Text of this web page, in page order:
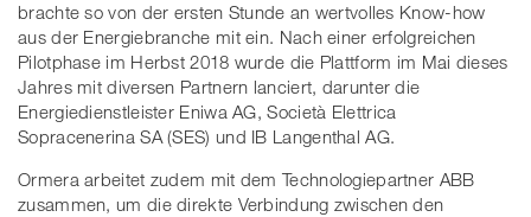
brachte so von der ersten Stunde an wertvolles Know-how
aus der Energiebranche mit ein. Nach einer erfolgreichen
Pilotphase im Herbst 2018 wurde die Plattform im Mai dieses
Jahres mit diversen Partnern lanciert, darunter die
Energiedienstleister Eniwa AG, Società Elettrica
Sopracenerina SA (SES) und IB Langenthal AG.
Ormera arbeitet zudem mit dem Technologiepartner ABB
zusammen, um die direkte Verbindung zwischen den